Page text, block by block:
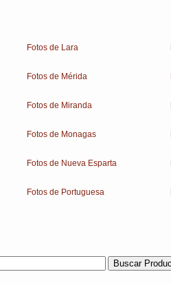
Fotos de Lara
Fotos de Mérida
Fotos de Miranda
Fotos de Monagas
Fotos de Nueva Esparta
Fotos de Portuguesa